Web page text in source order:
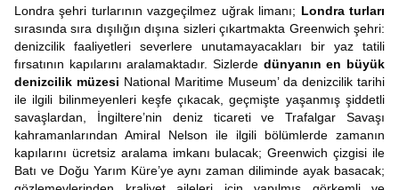
Londra şehri turlarının vazgeçilmez uğrak limanı; Londra turları
sırasında sıra dışılığın dışına sizleri çıkartmakta Greenwich şehri:
denizcilik faaliyetleri severlere unutamayacakları bir yaz tatili
fırsatının kapılarını aralamaktadır. Sizlerde dünyanın en büyük
denizcilik müzesi National Maritime Museum’ da denizcilik tarihi
ile ilgili bilinmeyenleri keşfe çıkacak, geçmişte yaşanmış şiddetli
savaşlardan, İngiltere’nin deniz ticareti ve Trafalgar Savaşı
kahramanlarından Amiral Nelson ile ilgili bölümlerde zamanın
kapılarını ücretsiz aralama imkanı bulacak; Greenwich çizgisi ile
Batı ve Doğu Yarım Küre’ye aynı zaman diliminde ayak basacak;